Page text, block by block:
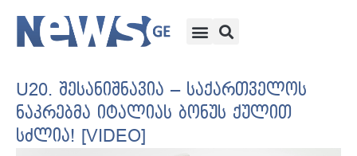
U20. შესანიშნავია – საქართველოს
ნაკრებმა იტალიას ბონუს ქულით
სძლია! [VIDEO]